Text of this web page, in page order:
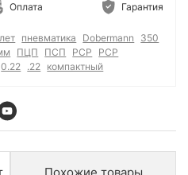
Оплата Гарантия
пневматика Dobermann
350
ПЦП ПСП РСР
PCP
0.22 .22 компактный